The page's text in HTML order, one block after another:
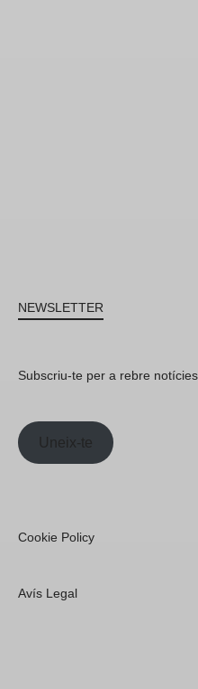
NEWSLETTER
Subscriu-te per a rebre
Uneix-te
Cookie Policy
Avís Legal